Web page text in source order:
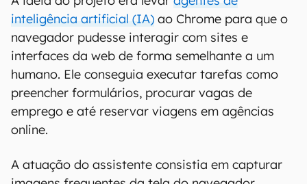
inteligência artificial (IA) ao Chrome para que o
navegador pudesse interagir com sites e
interfaces da web de forma semelhante a um
humano. Ele conseguia executar tarefas como
preencher formulários, procurar vagas de
emprego e até reservar viagens em agências
online.
A atuação do assistente consistia em capturar